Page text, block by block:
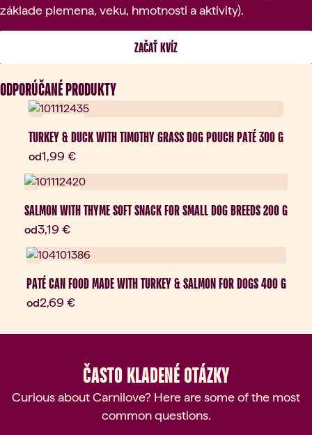
základe plemena, veku, hmotnosti a aktivity).
ZAČAŤ KVÍZ
ODPORÚČANÉ PRODUKTY
TURKEY & DUCK WITH TIMOTHY GRASS DOG POUCH PATÉ 300 G
odAktuálna cena:
1,99 €
SALMON WITH THYME SOFT SNACK FOR SMALL DOG BREEDS 200 G
odAktuálna cena:
3,19 €
PATÉ CAN FOOD MADE WITH TURKEY & SALMON FOR DOGS 400 G
odAktuálna cena:
2,69 €
ČASTO KLADENÉ OTÁZKY
Curious about Carnilove? Here are some of the most
common questions.